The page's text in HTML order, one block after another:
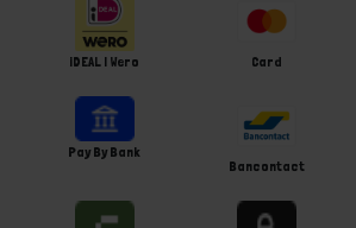
iDEAL | Wero Card
Pay By Bank
Bancontact